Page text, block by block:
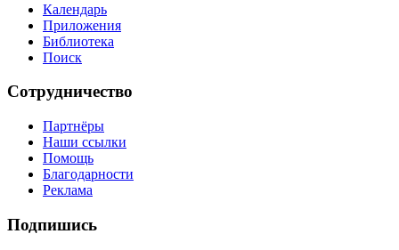
Календарь
Приложения
Библиотека
Поиск
Сотрудничество
Партнёры
Наши ссылки
Помощь
Благодарности
Реклама
Подпишись